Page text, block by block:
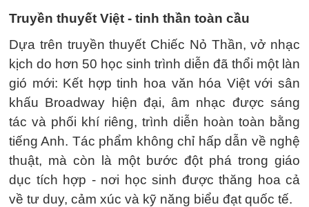
Truyền thuyết Việt - tinh thần toàn cầu
Dựa trên truyền thuyết Chiếc Nỏ Thần, vở nhạc
kịch do hơn 50 học sinh trình diễn đã thổi một làn
gió mới: Kết hợp tinh hoa văn hóa Việt với sân
khấu Broadway hiện đại, âm nhạc được sáng
tác và phối khí riêng, trình diễn hoàn toàn bằng
tiếng Anh. Tác phẩm không chỉ hấp dẫn về nghệ
thuật, mà còn là một bước đột phá trong giáo
dục tích hợp - nơi học sinh được thăng hoa cả
về tư duy, cảm xúc và kỹ năng biểu đạt quốc tế.